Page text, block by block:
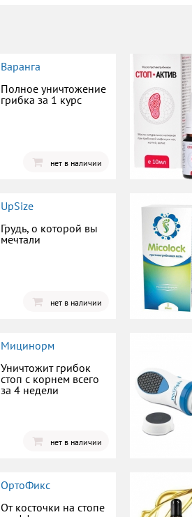
Варанга
Полное уничтожение
грибка за 1 курс
нет в наличии
UpSize
Грудь, о которой вы
мечтали
нет в наличии
Мицинорм
Уничтожит грибок
стоп с корнем всего
за 4 недели
нет в наличии
ОртоФикс
От косточки на стопе